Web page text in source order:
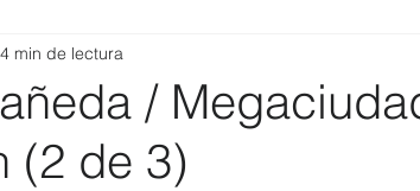
/
(2 de 3)
4 min de lectura